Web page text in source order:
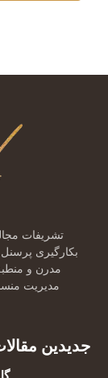
تشریفات
بکارگیری
مدرن و
مدیریت
جدیدین